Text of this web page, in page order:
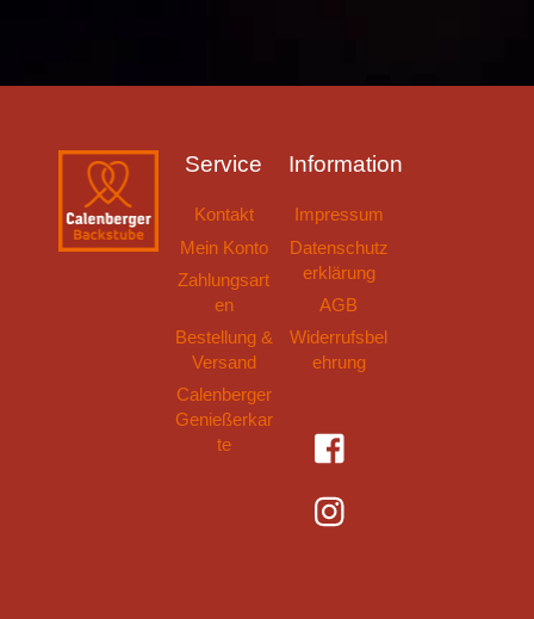
Service
Kontakt
Mein Konto
Zahlungsart
en
Bestellung &
Versand
Calenberger
Genießerkar
te
Information
Impressum
Datenschutz
erklärung
AGB
Widerrufsbel
ehrung